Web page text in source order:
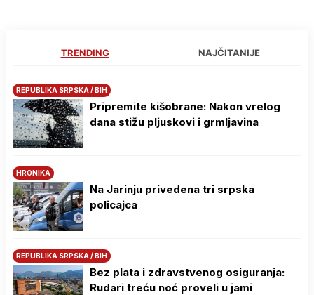
TRENDING NAJČITANIJE
REPUBLIKA SRPSKA / BIH
Pripremite kišobrane: Nakon vrelog
dana stižu pljuskovi i grmljavina
HRONIKA
Na Јarinju privedena tri srpska
policajca
REPUBLIKA SRPSKA / BIH
Bez plata i zdravstvenog osiguranja:
Rudari treću noć proveli u jami